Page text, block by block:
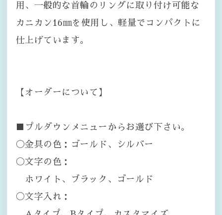
用、一般的な首輪のリングに取り付け可能な
カニカン16㎜を使用し、軽量でコンパクトに
仕上げています。
【オーダーについて】
■プルダウンメニューからお選び下さい。
〇金具の色：ゴールド、シルバー
〇文字の色：
ホワイト、ブラック、ゴールド
〇文字入れ：